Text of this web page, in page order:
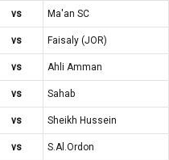
vs
Ma'an SC
vs
Faisaly (JOR)
vs
Ahli Amman
vs
Sahab
vs
Sheikh Hussein
vs
S.Al.Ordon